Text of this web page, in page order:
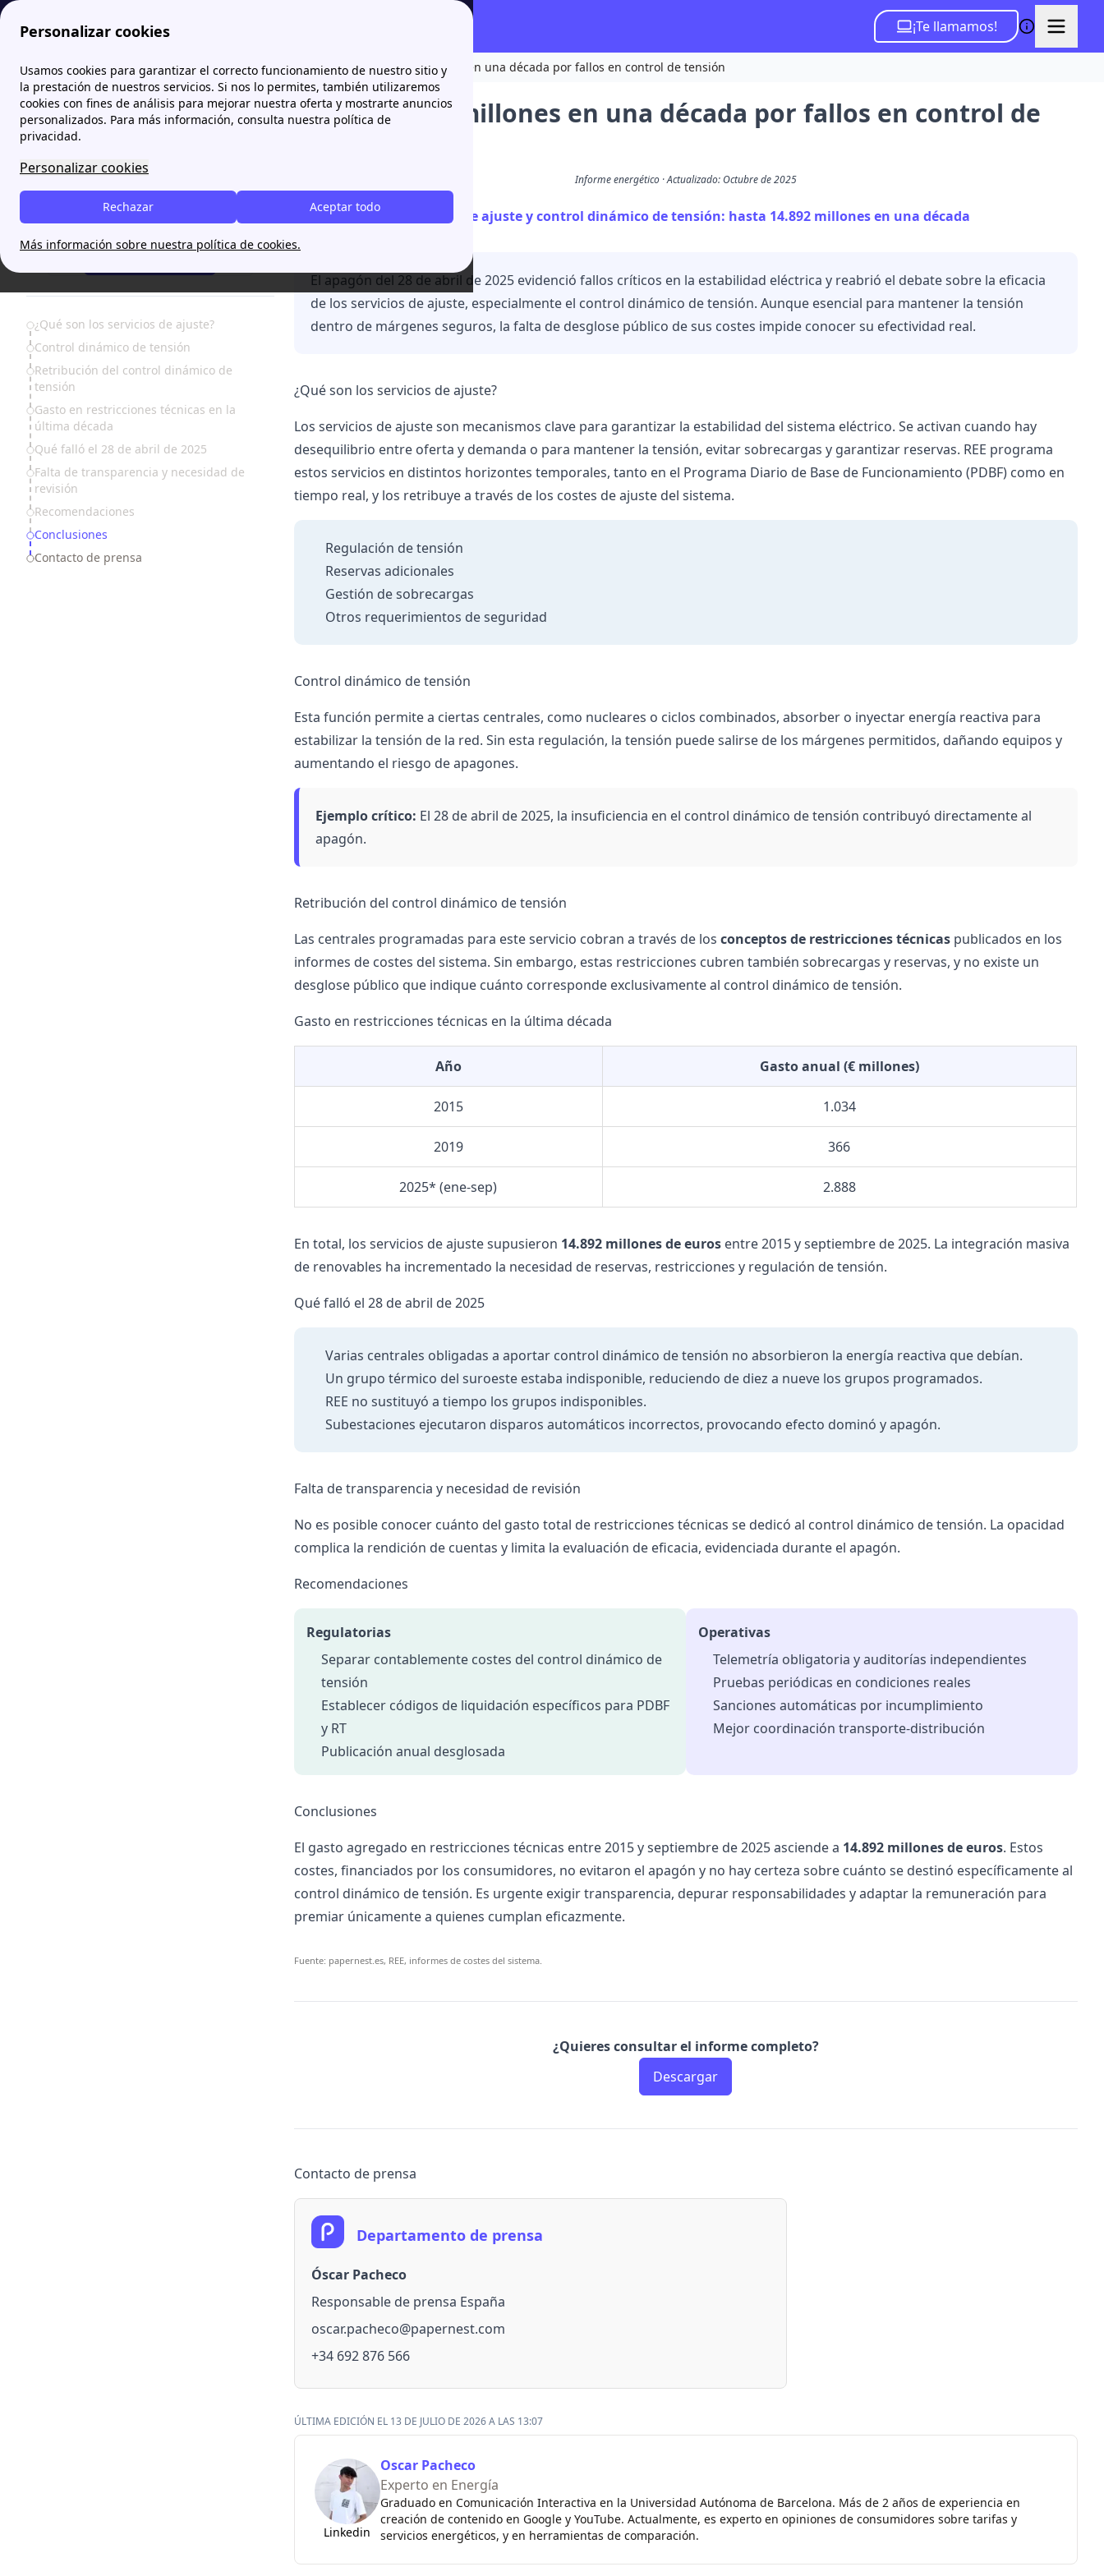
Personalizar cookies
Usamos cookies para garantizar el correcto funcionamiento de nuestro sitio y
la prestación de nuestros servicios. Si nos lo permites, también utilizaremos
cookies con fines de análisis para mejorar nuestra oferta y mostrarte anuncios
personalizados. Para más información, consulta nuestra política de
privacidad.
Personalizar cookies
Aceptar todo
Rechazar
Más información sobre nuestra política de cookies.
¡Te llamamos!
Papernest.es Estudios y análisis propios de Papernest Hasta 14.000 millones en una década por fallos en control de tensión
¿Necesitas ayuda?
¡Te Llamamos!
Table of Contents
¿Qué son los servicios de ajuste?
Control dinámico de tensión
Retribución del control dinámico de
tensión
Gasto en restricciones técnicas en la
última década
Qué falló el 28 de abril de 2025
Falta de transparencia y necesidad de
revisión
Recomendaciones
Conclusiones
Contacto de prensa
Hasta 14.000 millones en una década por fallos en control de
Informe energético · Actualizado: Octubre de 2025
Servicios de ajuste y control dinámico de tensión: hasta 14.892 millones en una década
El apagón del 28 de abril de 2025 evidenció fallos críticos en la estabilidad eléctrica y reabrió el debate sobre la eficacia
de los servicios de ajuste, especialmente el control dinámico de tensión. Aunque esencial para mantener la tensión
dentro de márgenes seguros, la falta de desglose público de sus costes impide conocer su efectividad real.
¿Qué son los servicios de ajuste?
Los servicios de ajuste son mecanismos clave para garantizar la estabilidad del sistema eléctrico. Se activan cuando hay
desequilibrio entre oferta y demanda o para mantener la tensión, evitar sobrecargas y garantizar reservas. REE programa
estos servicios en distintos horizontes temporales, tanto en el Programa Diario de Base de Funcionamiento (PDBF) como en
tiempo real, y los retribuye a través de los costes de ajuste del sistema.
Regulación de tensión
Reservas adicionales
Gestión de sobrecargas
Otros requerimientos de seguridad
Control dinámico de tensión
Esta función permite a ciertas centrales, como nucleares o ciclos combinados, absorber o inyectar energía reactiva para
estabilizar la tensión de la red. Sin esta regulación, la tensión puede salirse de los márgenes permitidos, dañando equipos y
aumentando el riesgo de apagones.
Ejemplo crítico: El 28 de abril de 2025, la insuficiencia en el control dinámico de tensión contribuyó directamente al
apagón.
Retribución del control dinámico de tensión
Las centrales programadas para este servicio cobran a través de los conceptos de restricciones técnicaspublicados en los
informes de costes del sistema. Sin embargo, estas restricciones cubren también sobrecargas y reservas, y no existe un
desglose público que indique cuánto corresponde exclusivamente al control dinámico de tensión.
Gasto en restricciones técnicas en la última década
Año Gasto anual (€ millones)
2015 1.034
2019 366
2025* (ene-sep) 2.888
En total, los servicios de ajuste supusieron 14.892 millones de eurosentre 2015 y septiembre de 2025. La integración masiva
de renovables ha incrementado la necesidad de reservas, restricciones y regulación de tensión.
Qué falló el 28 de abril de 2025
Varias centrales obligadas a aportar control dinámico de tensión no absorbieron la energía reactiva que debían.
Un grupo térmico del suroeste estaba indisponible, reduciendo de diez a nueve los grupos programados.
REE no sustituyó a tiempo los grupos indisponibles.
Subestaciones ejecutaron disparos automáticos incorrectos, provocando efecto dominó y apagón.
Falta de transparencia y necesidad de revisión
No es posible conocer cuánto del gasto total de restricciones técnicas se dedicó al control dinámico de tensión. La opacidad
complica la rendición de cuentas y limita la evaluación de eficacia, evidenciada durante el apagón.
Recomendaciones
Regulatorias
Separar contablemente costes del control dinámico de
tensión
Establecer códigos de liquidación específicos para PDBF
y RT
Publicación anual desglosada
Operativas
Telemetría obligatoria y auditorías independientes
Pruebas periódicas en condiciones reales
Sanciones automáticas por incumplimiento
Mejor coordinación transporte-distribución
Conclusiones
El gasto agregado en restricciones técnicas entre 2015 y septiembre de 2025 asciende a 14.892 millones de euros. Estos
costes, financiados por los consumidores, no evitaron el apagón y no hay certeza sobre cuánto se destinó específicamente al
control dinámico de tensión. Es urgente exigir transparencia, depurar responsabilidades y adaptar la remuneración para
premiar únicamente a quienes cumplan eficazmente.
Fuente: papernest.es, REE, informes de costes del sistema.
¿Quieres consultar el informe completo?
Descargar
Contacto de prensa
Departamento de prensa
Óscar Pacheco
Responsable de prensa España
oscar.pacheco@papernest.com
+34 692 876 566
ÚLTIMA EDICIÓN EL 13 DE JULIO DE 2026 A LAS 13:07
Linkedin
Oscar Pacheco
Experto en Energía
Graduado en Comunicación Interactiva en la Universidad Autónoma de Barcelona. Más de 2 años de experiencia en
creación de contenido en Google y YouTube. Actualmente, es experto en opiniones de consumidores sobre tarifas y
servicios energéticos, y en herramientas de comparación.